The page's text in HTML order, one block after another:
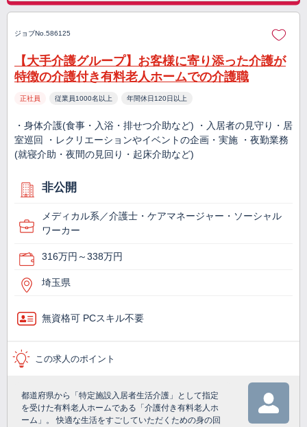
ジョブNo.586125
【大手介護グループ】お客様に寄り添った介護が
特徴の介護付き有料老人ホームでの介護職
正社員 従業員1000名以上 年間休日120日以上
・身体介護(食事・入浴・排せつ介助など) ・入居者の見守り・居
室巡回 ・レクリエーションやイベントの企画・実施 ・夜勤業務
(就寝介助・夜間の見回り・起床介助など)
非公開
メディカル系／介護士・ケアマネージャー・ソーシャル
ワーカー
316万円～338万円
埼玉県
無資格可 PCスキル不要
この求人のポイント
都道府県から「特定施設入居者生活介護」として指定
を受けた有料老人ホームである「介護付き有料老人ホ
ーム」。 快適な生活をすごしていただくための身の回